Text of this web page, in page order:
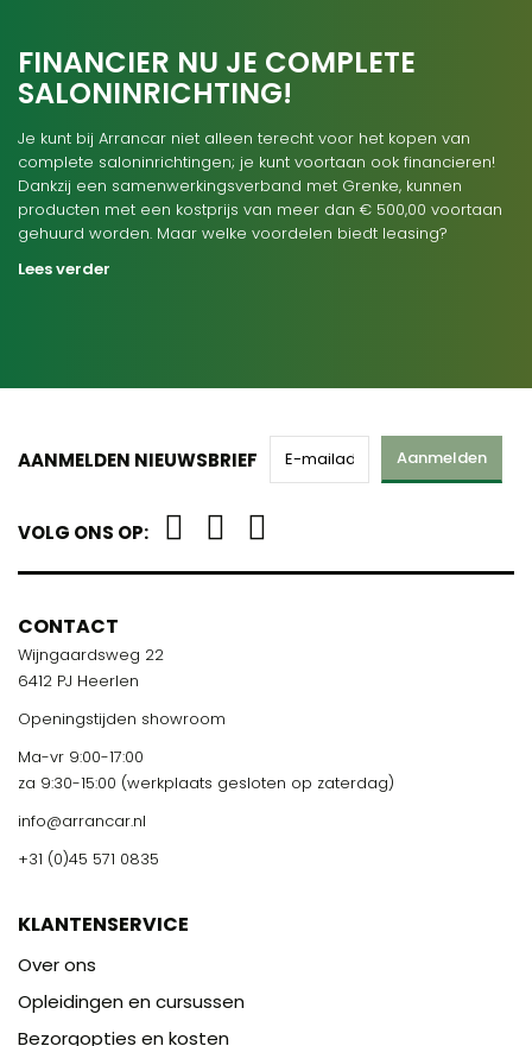
FINANCIER NU JE COMPLETE
SALONINRICHTING!
Je kunt bij Arrancar niet alleen terecht voor het kopen van
complete saloninrichtingen; je kunt voortaan ook financieren!
Dankzij een samenwerkingsverband met Grenke, kunnen
producten met een kostprijs van meer dan € 500,00 voortaan
gehuurd worden. Maar welke voordelen biedt leasing?
Lees verder
AANMELDEN NIEUWSBRIEF Aanmelden
VOLG ONS OP:
CONTACT
Wijngaardsweg 22
6412 PJ Heerlen
Openingstijden showroom
Ma-vr 9:00-17:00
za 9:30-15:00 (werkplaats gesloten op zaterdag)
info@arrancar.nl
+31 (0)45 571 0835
KLANTENSERVICE
Over ons
Opleidingen en cursussen
Bezorgopties en kosten